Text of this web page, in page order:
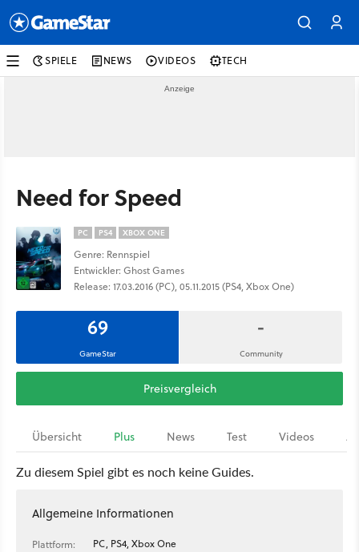
SPIELE NEWS VIDEOS TECH
Need for Speed
PC PS4 XBOX ONE
Genre: Rennspiel
Entwickler: Ghost Games
Release: 17.03.2016 (PC), 05.11.2015 (PS4, Xbox One)
69
GameStar
-
Community
Preisvergleich
Übersicht Plus News Test Videos
Zu diesem Spiel gibt es noch keine Guides.
Allgemeine Informationen
Plattform:
PC, PS4, Xbox One